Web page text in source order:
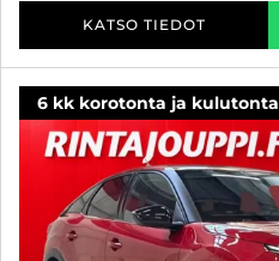
KATSO TIEDOT
6 kk korotonta ja kulutonta